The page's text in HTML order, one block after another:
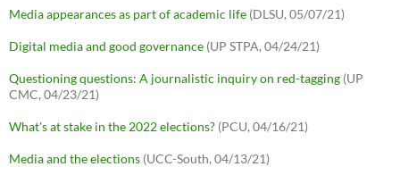
Media appearances as part of academic life (DLSU, 05/07/21)
Digital media and good governance (UP STPA, 04/24/21)
Questioning questions: A journalistic inquiry on red-tagging (UP
CMC, 04/23/21)
What's at stake in the 2022 elections? (PCU, 04/16/21)
Media and the elections (UCC-South, 04/13/21)